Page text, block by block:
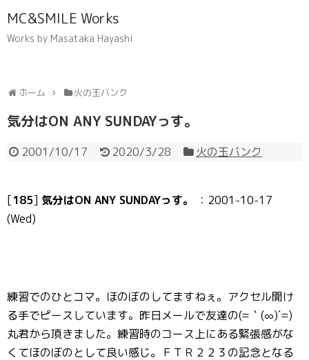
MC&SMILE Works
Works by Masataka Hayashi
ホーム 火の玉バンク
気分はON ANY SUNDAYっす。
2001/10/17 2020/3/28 火の玉バンク
[185] 気分はON ANY SUNDAYっす。
：2001-10-17
(Wed)
練習でのひとコマ。ほのぼのしてますねぇ。アクセル開け
る手でピースしています。昨日メールで友達の(=｀(∞)´=)
丸君から頂きました。練習時のコース上にある緊張感がな
くてほのぼのとして良い感じ。ＦＴＲ２２３の記念となる